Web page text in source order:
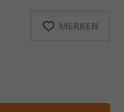
MERKEN